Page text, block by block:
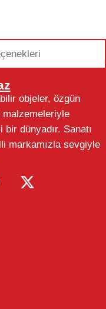
objeler, özgün
malzemeleriyle
bir dünyadır. Sanatı
markamızla sevgiyle